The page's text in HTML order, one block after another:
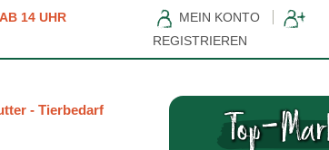
AB 14 UHR
MEIN KONTO
REGISTRIEREN
- Tierbedarf